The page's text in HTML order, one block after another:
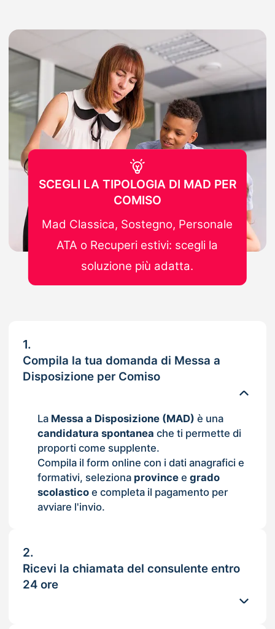
1.
Compila la tua domanda di Messa a
Disposizione per Comiso
La Messa a Disposizione (MAD) è una
candidatura spontanea che ti permette di
proporti come supplente.
Compila il form online con i dati anagrafici e
formativi, seleziona provincee grado
scolasticoe completa il pagamento per
avviare l'invio.
2.
Ricevi la chiamata del consulente entro
24 ore
SCEGLI LA TIPOLOGIA DI MAD PER
COMISO
Mad Classica, Sostegno, Personale
ATA o Recuperi estivi: scegli la
soluzione più adatta.